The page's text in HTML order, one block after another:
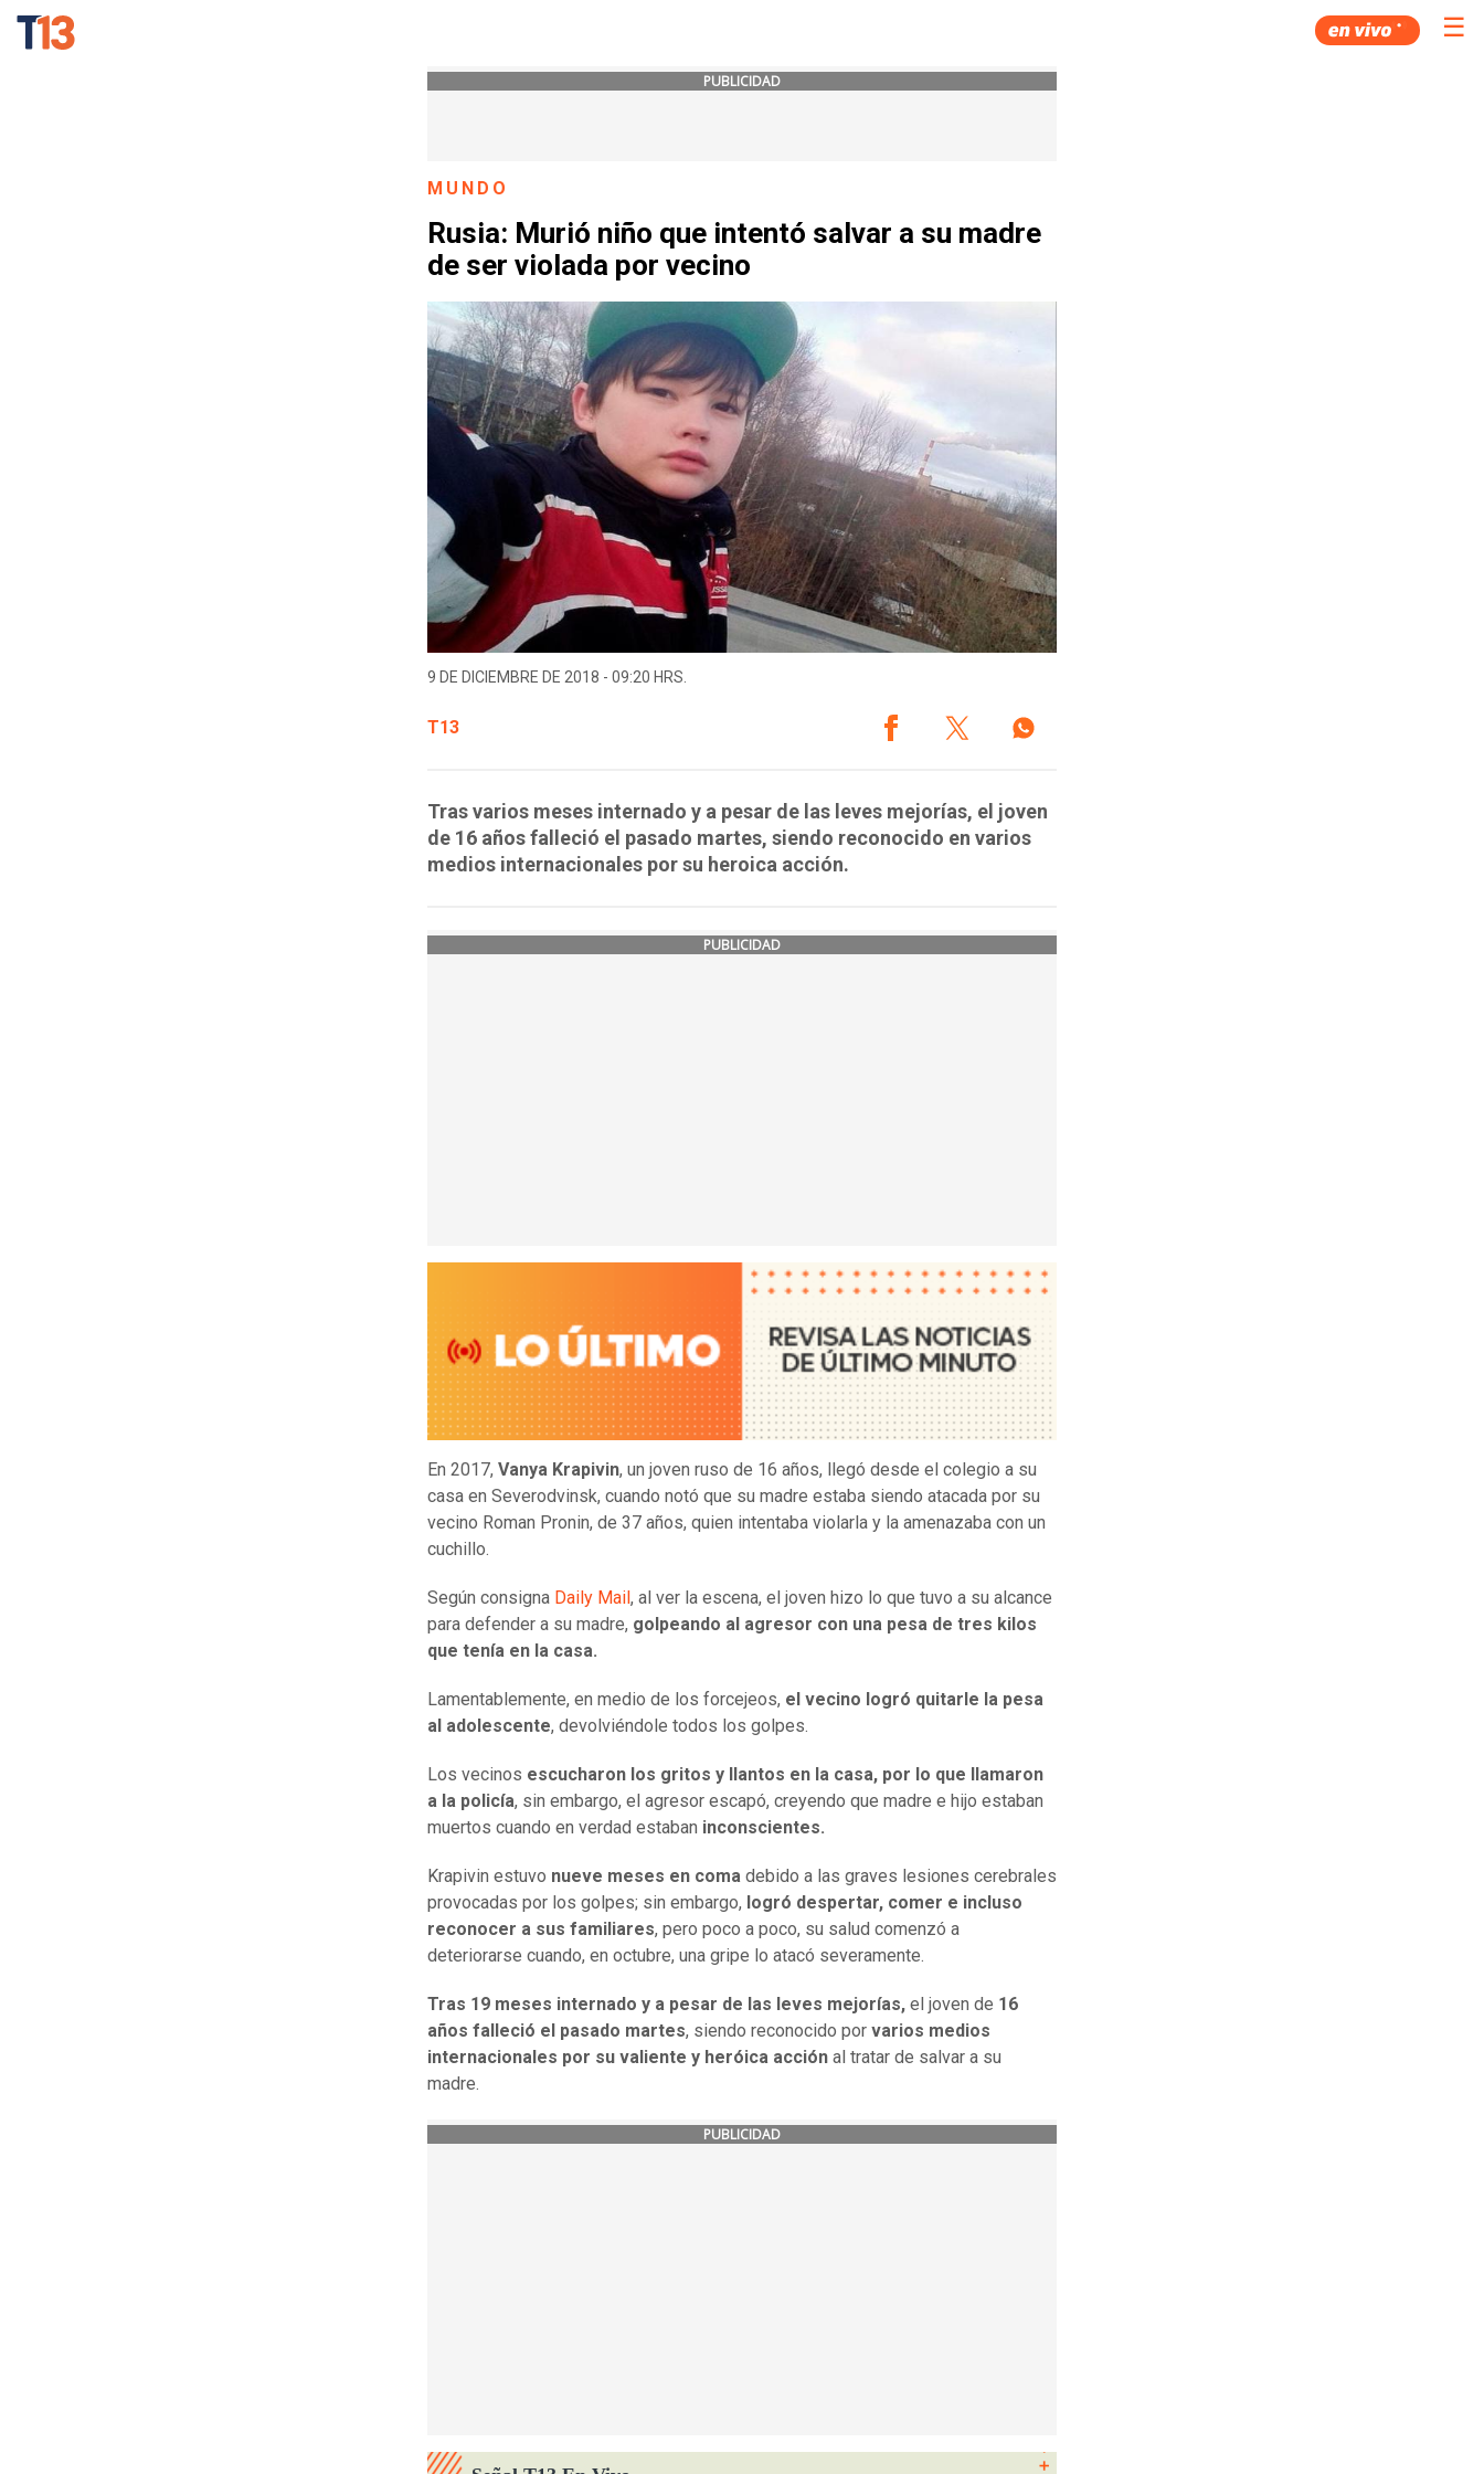
☰
PUBLICIDAD
MUNDO
Rusia: Murió niño que intentó salvar a su madre
de ser violada por vecino
9 DE DICIEMBRE DE 2018 - 09:20 HRS.
T13
Tras varios meses internado y a pesar de las leves mejorías, el joven
de 16 años falleció el pasado martes, siendo reconocido en varios
medios internacionales por su heroica acción.
PUBLICIDAD
En 2017, Vanya Krapivin, un joven ruso de 16 años, llegó desde el colegio a su
casa en Severodvinsk, cuando notó que su madre estaba siendo atacada por su
vecino Roman Pronin, de 37 años, quien intentaba violarla y la amenazaba con un
cuchillo.
Según consigna Daily Mail , al ver la escena, el joven hizo lo que tuvo a su alcance
para defender a su madre, golpeando al agresor con una pesa de tres kilos
que tenía en la casa.
Lamentablemente, en medio de los forcejeos, el vecino logró quitarle la pesa
al adolescente, devolviéndole todos los golpes.
Los vecinos escucharon los gritos y llantos en la casa, por lo que llamaron
a la policía, sin embargo, el agresor escapó, creyendo que madre e hijo estaban
muertos cuando en verdad estaban inconscientes.
Krapivin estuvo nueve meses en coma debido a las graves lesiones cerebrales
provocadas por los golpes; sin embargo, logró despertar, comer e incluso
reconocer a sus familiares, pero poco a poco, su salud comenzó a
deteriorarse cuando, en octubre, una gripe lo atacó severamente.
Tras 19 meses internado y a pesar de las leves mejorías, el joven de 16
años falleció el pasado martes, siendo reconocido por varios medios
internacionales por su valiente y heróica acción al tratar de salvar a su
madre.
PUBLICIDAD